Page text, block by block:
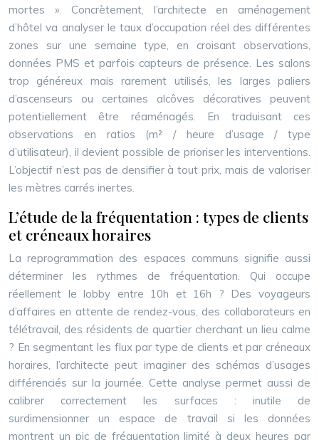
mortes ». Concrètement, l’architecte en aménagement
d’hôtel va analyser le taux d’occupation réel des différentes
zones sur une semaine type, en croisant observations,
données PMS et parfois capteurs de présence. Les salons
trop généreux mais rarement utilisés, les larges paliers
d’ascenseurs ou certaines alcôves décoratives peuvent
potentiellement être réaménagés. En traduisant ces
observations en ratios (m² / heure d’usage / type
d’utilisateur), il devient possible de prioriser les interventions.
L’objectif n’est pas de densifier à tout prix, mais de valoriser
les mètres carrés inertes.
L’étude de la fréquentation : types de clients
et créneaux horaires
La reprogrammation des espaces communs signifie aussi
déterminer les rythmes de fréquentation. Qui occupe
réellement le lobby entre 10h et 16h ? Des voyageurs
d’affaires en attente de rendez-vous, des collaborateurs en
télétravail, des résidents de quartier cherchant un lieu calme
? En segmentant les flux par type de clients et par créneaux
horaires, l’architecte peut imaginer des schémas d’usages
différenciés sur la journée. Cette analyse permet aussi de
calibrer correctement les surfaces : inutile de
surdimensionner un espace de travail si les données
montrent un pic de fréquentation limité à deux heures par